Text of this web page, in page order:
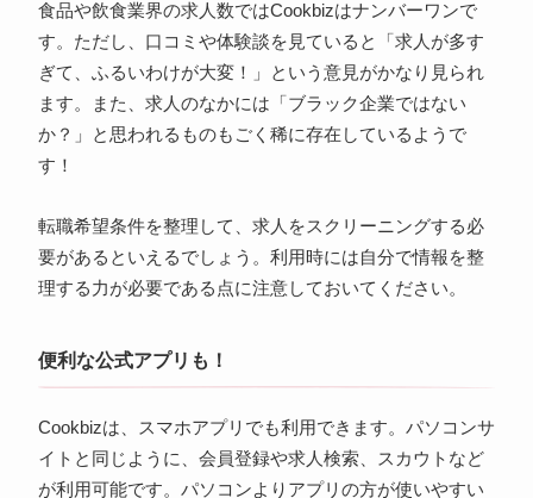
食品や飲食業界の求人数ではCookbizはナンバーワンで
す。ただし、口コミや体験談を見ていると「求人が多す
ぎて、ふるいわけが大変！」という意見がかなり見られ
ます。また、求人のなかには「ブラック企業ではない
か？」と思われるものもごく稀に存在しているようで
す！
転職希望条件を整理して、求人をスクリーニングする必
要があるといえるでしょう。利用時には自分で情報を整
理する力が必要である点に注意しておいてください。
便利な公式アプリも！
Cookbizは、スマホアプリでも利用できます。パソコンサ
イトと同じように、会員登録や求人検索、スカウトなど
が利用可能です。パソコンよりアプリの方が使いやすい